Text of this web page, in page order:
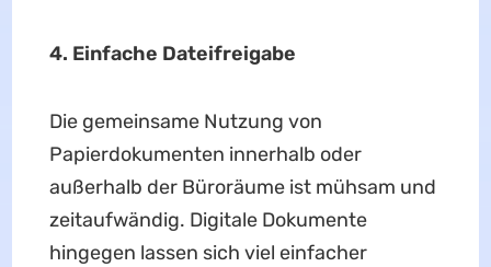
4. Einfache Dateifreigabe
Die gemeinsame Nutzung von
Papierdokumenten innerhalb oder
außerhalb der Büroräume ist mühsam und
zeitaufwändig. Digitale Dokumente
hingegen lassen sich viel einfacher